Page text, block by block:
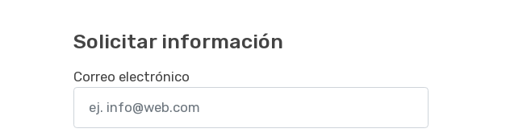
Solicitar información
Correo electrónico